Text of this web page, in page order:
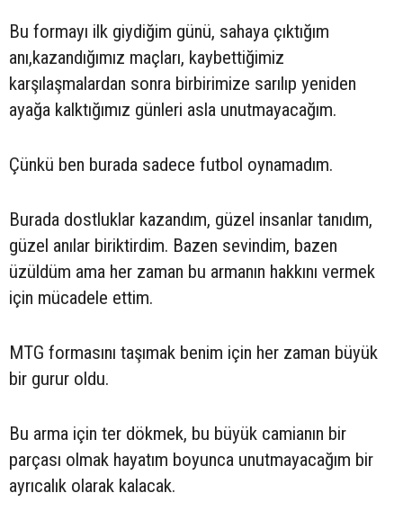
Bu formayı ilk giydiğim günü, sahaya çıktığım
anı,kazandığımız maçları, kaybettiğimiz
karşılaşmalardan sonra birbirimize sarılıp yeniden
ayağa kalktığımız günleri asla unutmayacağım.
Çünkü ben burada sadece futbol oynamadım.
Burada dostluklar kazandım, güzel insanlar tanıdım,
güzel anılar biriktirdim. Bazen sevindim, bazen
üzüldüm ama her zaman bu armanın hakkını vermek
için mücadele ettim.
MTG formasını taşımak benim için her zaman büyük
bir gurur oldu.
Bu arma için ter dökmek, bu büyük camianın bir
parçası olmak hayatım boyunca unutmayacağım bir
ayrıcalık olarak kalacak.